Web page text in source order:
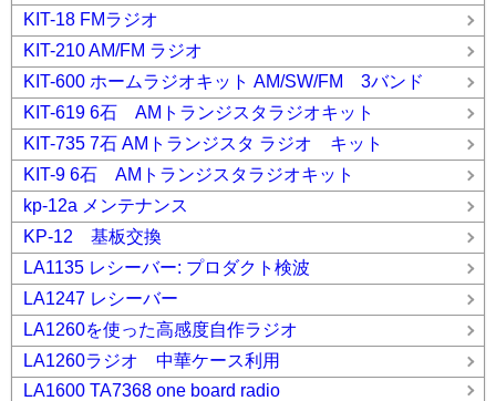
KIT-18 FMラジオ
KIT-210 AM/FM ラジオ
KIT-600 ホームラジオキット AM/SW/FM 3バンド
KIT-619 6石 AMトランジスタラジオキット
KIT-735 7石 AMトランジスタ ラジオ キット
KIT-9 6石 AMトランジスタラジオキット
kp-12a メンテナンス
KP-12 基板交換
LA1135 レシーバー: プロダクト検波
LA1247 レシーバー
LA1260を使った高感度自作ラジオ
LA1260ラジオ 中華ケース利用
LA1600 TA7368 one board radio